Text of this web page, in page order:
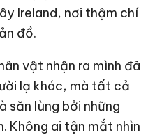
Ireland, nơi thậm chí
đồ.
vật nhận ra mình đã
lạ khác, mà tất cả
săn lùng bởi những
Không ai tận mắt nhìn